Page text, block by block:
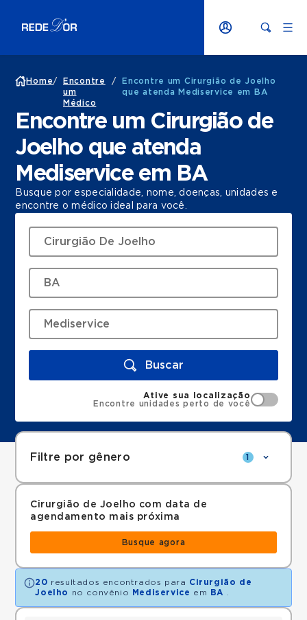
Home/
Encontre
um
Médico
/
Encontre um Cirurgião de Joelho
que atenda Mediservice em BA
Encontre um Cirurgião de
Joelho que atenda
Mediservice em BA
Busque por especialidade, nome, doenças, unidades e
encontre o médico ideal para você.
Buscar
Ative sua localização
Encontre unidades perto de você
Filtre por gênero 1
Cirurgião de Joelho com data de
agendamento mais próxima
Busque agora
20 resultados encontrados para Cirurgião de
Joelho
no convênio Mediservice em BA